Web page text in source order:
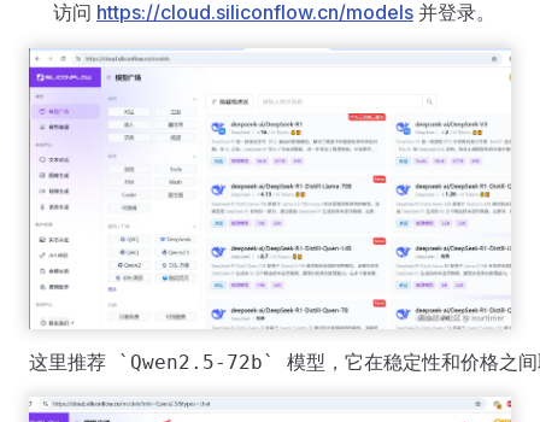
访问 https://cloud.siliconflow.cn/models 并登录。